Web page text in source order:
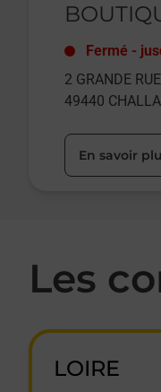
Fermé -
2 GRANDE RUE
49440
En savoir
Les
LOIRE